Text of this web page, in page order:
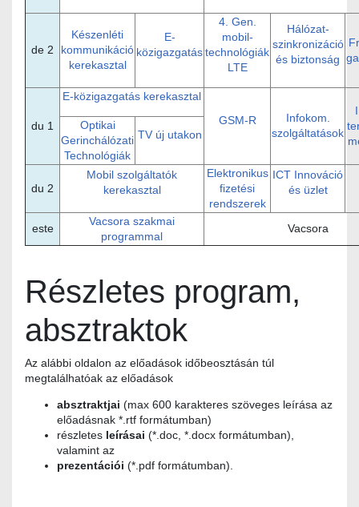
de 2
Készenléti
kommunikáció
kerekasztal
E-
közigazgatás
4. Gen.
mobil-
technológiák
LTE
Hálózat-
szinkronizáció
és biztonság
du 1
E-közigazgatás kerekasztal
GSM-R
Infokom.
szolgáltatások
Optikai
Gerinchálózati
Technológiák
TV új utakon
du 2
Mobil szolgáltatók
kerekasztal
Elektronikus
fizetési
rendszerek
ICT Innováció
és üzlet
este
Vacsora szakmai
programmal
Vacsora
Részletes program,
absztraktok
Az alábbi oldalon az előadások időbeosztásán túl
megtalálhatóak az előadások
absztraktjai (max 600 karakteres szöveges leírása az
előadásnak *.rtf formátumban)
részletes leírásai (*.doc, *.docx formátumban),
valamint az
prezentációi (*.pdf formátumban).